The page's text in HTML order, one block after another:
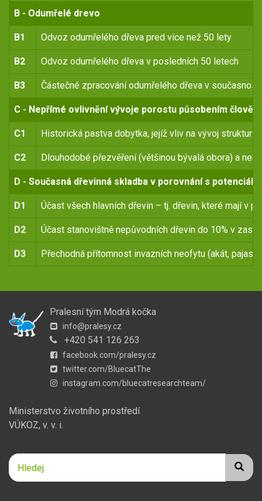
B - Odumřelé drevo
B1 Odvoz odumřelého dřeva pred více než 50 lety
B2 Odvoz odumřelého dřeva v posledních 50 letech
B3 Částečné zpracování odumřelého dřeva v současnosti
C - Nepřímé ovlivnění vývoje porostu působením
C1 Historická pastva dobytka, jejíž vliv na vývoj
C2 Dlouhodobé přezvěření (většinou bývalá obora) a
D - Současná dřevinná skladba v porovnání s
D1 Účast všech hlavních dřevin – tj. dřevin, které mají v
D2 Účast stanovištně nepůvodních dřevin do 10% v
D3 Přechodná přítomnost invazních neofytu (akát,
Pralesní tým Modrá kočka
info@pralesy.cz
+420 541 126 263
facebook.com/pralesy.cz
twitter.com/BluecatThe
instagram.com/bluecatresearchteam/
Ministerstvo životního prostředí
VÚKOZ, v. v. i.
Hledat
Hledej
Hledej